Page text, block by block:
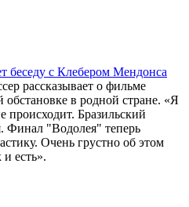
беседу с Клебером Мендонса
рассказывает о фильме
в родной стране. «Я
происходит. Бразильский
Финал "Водолея" теперь
Очень грустно об этом
есть».